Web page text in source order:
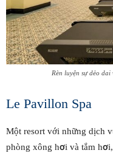
Rèn luyện sự dẻo
Le Pavillon Spa
Một resort với những dịch
phòng xông hơi và tắm